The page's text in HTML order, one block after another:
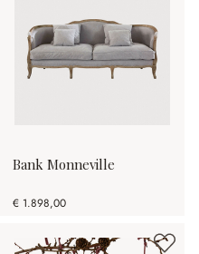
Bank Monneville
€ 1.898,00